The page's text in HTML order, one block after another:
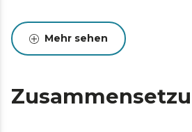
Mehr sehen